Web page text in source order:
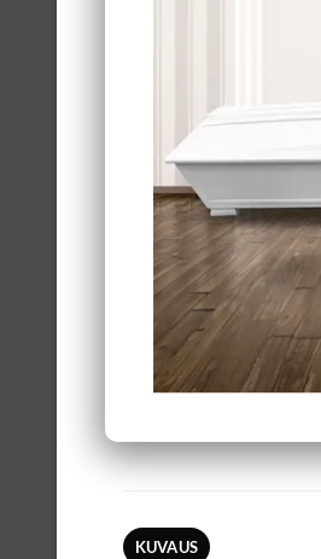
KUVAUS